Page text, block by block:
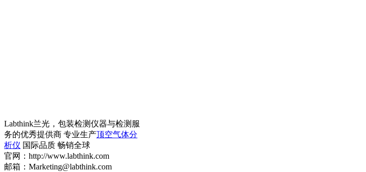
Labthink兰光，包装检测仪器与检测服
务的优秀提供商 专业生产顶空气体分
析仪 国际品质 畅销全球
官网：http://www.labthink.com
邮箱：Marketing@labthink.com